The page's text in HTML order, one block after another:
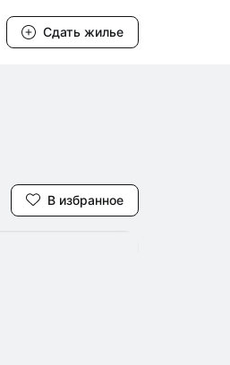
Сдать жилье
В избранное